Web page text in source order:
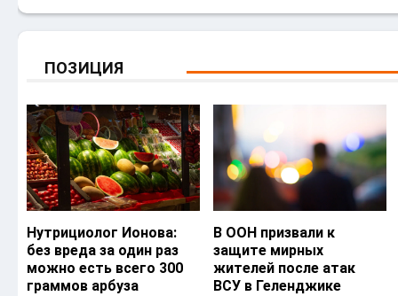
ПОЗИЦИЯ
Нутрициолог Ионова:
без вреда за один раз
можно есть всего 300
граммов арбуза
В ООН призвали к
защите мирных
жителей после атак
ВСУ в Геленджике